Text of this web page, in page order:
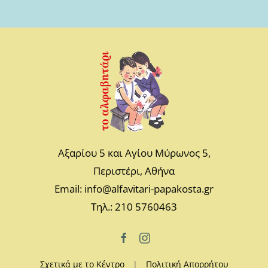
Αξαρίου 5 και Αγίου Μύρωνος 5,
Περιστέρι, Αθήνα
Email: info@alfavitari-papakosta.gr
Τηλ.: 210 5760463
Σχετικά με το Κέντρο| Πολιτική Απορρήτου